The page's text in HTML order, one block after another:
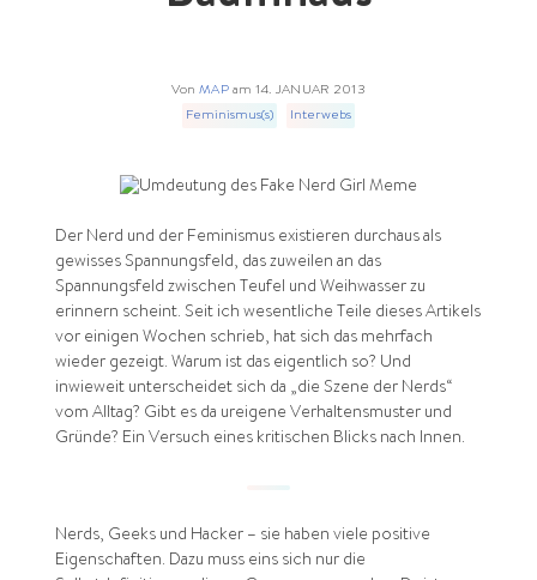
Von MAP am 14. JANUAR 2013
Feminismus(s)
Interwebs
Der Nerd und der Feminismus existieren durchaus als
gewisses Spannungsfeld, das zuweilen an das
Spannungsfeld zwischen Teufel und Weihwasser zu
erinnern scheint. Seit ich wesentliche Teile dieses Artikels
vor einigen Wochen schrieb, hat sich das mehrfach
wieder gezeigt. Warum ist das eigentlich so? Und
inwieweit unterscheidet sich da „die Szene der Nerds“
vom Alltag? Gibt es da ureigene Verhaltensmuster und
Gründe? Ein Versuch eines kritischen Blicks nach Innen.
Nerds, Geeks und Hacker – sie haben viele positive
Eigenschaften. Dazu muss eins sich nur die